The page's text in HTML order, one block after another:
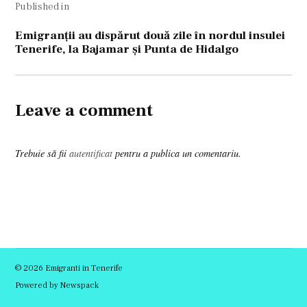
în
articole
Published in
Emigranţii au dispărut două zile în nordul insulei
Tenerife, la Bajamar şi Punta de Hidalgo
Leave a comment
Trebuie să fiiautentificat pentru a publica un comentariu.
© 2026 Emigranti in Tenerife
Powered by Newspack